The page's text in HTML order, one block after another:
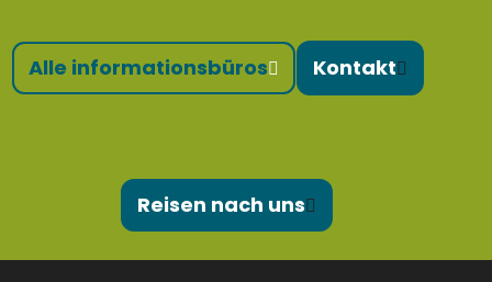
Alle informationsbüros Kontakt
Reisen nach uns